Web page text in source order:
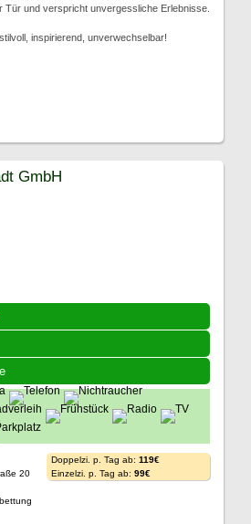
Tür und verspricht unvergessliche Erlebnisse.
inspirierend, unverwechselbar!
GmbH
20
Doppelzi. p. Tag ab: 119€
Einzelzi. p. Tag ab: 99€